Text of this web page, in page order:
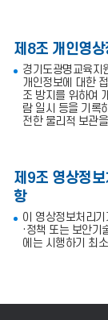
제8조 개인영상
경기도광명교육지
개인정보에 대한
조 방지를 위하여
람 일시 등을 기록
전한 물리적 보관
제9조 영상정
항
이 영상정보처리
·정책 또는 보안기
에는 시행하기 최